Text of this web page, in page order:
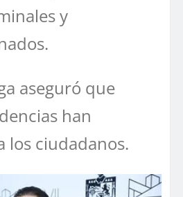
y
aseguró que
han
los ciudadanos.